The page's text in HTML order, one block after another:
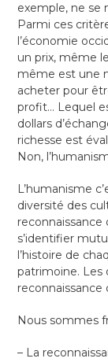
exemple, ne se
Parmi ces
l’économie
un prix, même
même est une
acheter pour
profit… Lequel
dollars
richesse est
Non,
L’humanisme
diversité des
s’identifier
l’histoire de
patrimoine. Les
Nous sommes
– La